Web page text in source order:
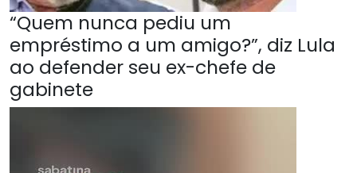
“Quem nunca pediu um
empréstimo a um amigo?”, diz Lula
ao defender seu ex-chefe de
gabinete